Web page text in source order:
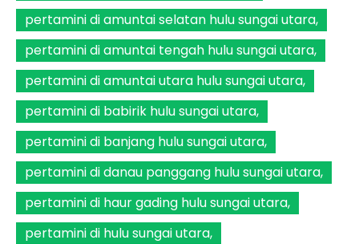
pertamini di amuntai selatan hulu sungai utara
pertamini di amuntai tengah hulu sungai utara
pertamini di amuntai utara hulu sungai utara
pertamini di babirik hulu sungai utara
pertamini di banjang hulu sungai utara
pertamini di danau panggang hulu sungai utara
pertamini di haur gading hulu sungai utara
pertamini di hulu sungai utara